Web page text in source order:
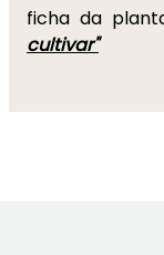
ficha da
cultivar"